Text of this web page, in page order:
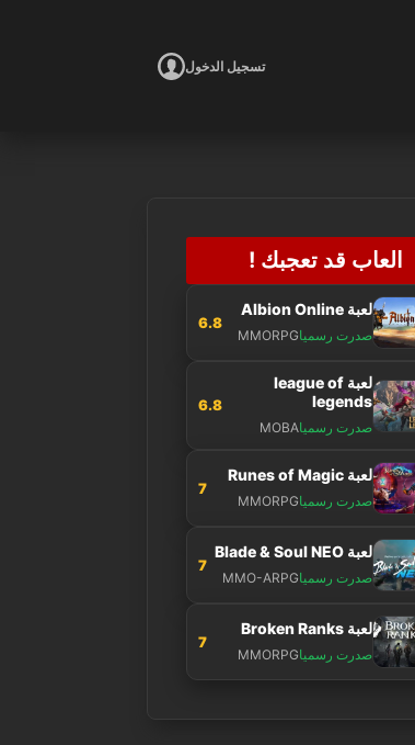
تسجيل الدخول
العاب قد تعجبك !
لعبة Albion Online
صدرت رسمياMMORPG
6.8
لعبة league of
legends
صدرت رسمياMOBA
6.8
لعبة Runes of Magic
صدرت رسمياMMORPG
7
لعبة Blade & Soul NEO
صدرت رسمياMMO-ARPG
7
لعبة Broken Ranks
صدرت رسمياMMORPG
7